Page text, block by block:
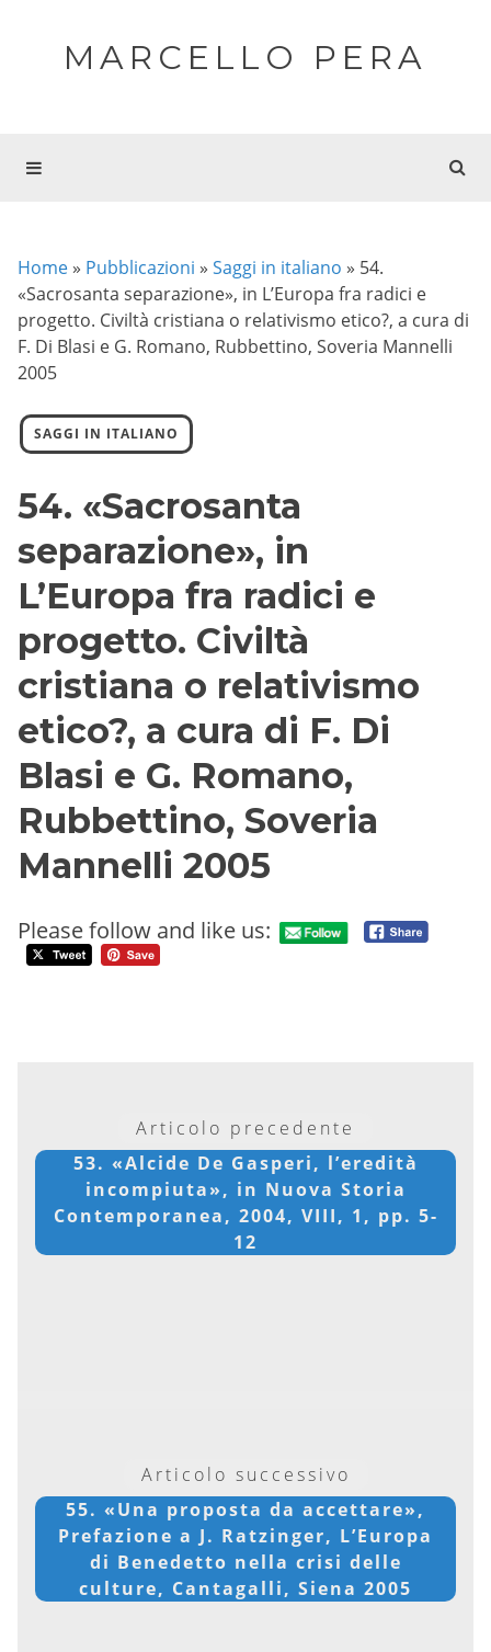
MARCELLO PERA
Home » Pubblicazioni » Saggi in italiano » 54.
«Sacrosanta separazione», in L’Europa fra radici e
progetto. Civiltà cristiana o relativismo etico?, a cura di
F. Di Blasi e G. Romano, Rubbettino, Soveria Mannelli
2005
SAGGI IN ITALIANO
54. «Sacrosanta
separazione», in
L’Europa fra radici e
progetto. Civiltà
cristiana o relativismo
etico?, a cura di F. Di
Blasi e G. Romano,
Rubbettino, Soveria
Mannelli 2005
Please follow and like us:
Articolo precedente
53. «Alcide De Gasperi, l’eredità
incompiuta», in Nuova Storia
Contemporanea, 2004, VIII, 1, pp. 5-
12
Articolo successivo
55. «Una proposta da accettare»,
Prefazione a J. Ratzinger, L’Europa
di Benedetto nella crisi delle
culture, Cantagalli, Siena 2005